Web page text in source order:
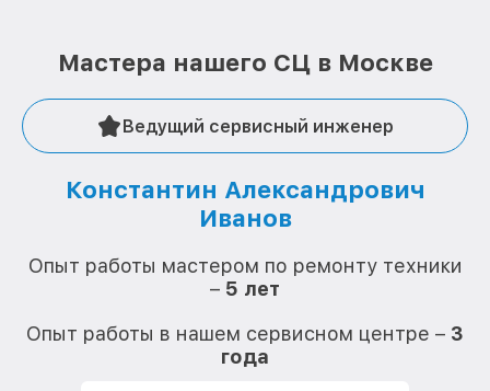
Мастера нашего СЦ в Москве
Ведущий сервисный инженер
Константин Александрович
Иванов
Опыт работы мастером по ремонту техники
– 5 лет
Опыт работы в нашем сервисном центре – 3
года